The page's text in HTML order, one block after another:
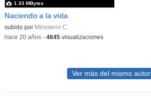
Naciendo a la vida
subido por Ministerio C.
1.33 MBytes
-hace 20 años- 4645visualizaciones
Ver más del mismo autor